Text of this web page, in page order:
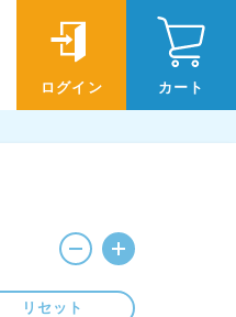
ログイン カート
リセット